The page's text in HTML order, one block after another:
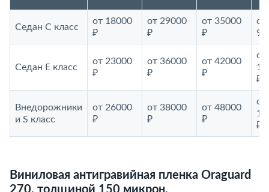
Седан С класс
от 18000
₽
от 29000
₽
от 35000
₽
от
Седан E класс
от 23000
₽
от 36000
₽
от 42000
₽
от
₽
Внедорожники
и S класс
от 26000
₽
от 38000
₽
от 48000
₽
от
₽
Виниловая антигравийная пленка Oraguard